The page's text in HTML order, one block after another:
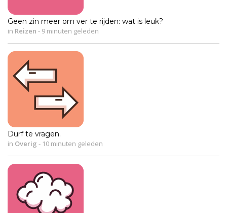
Geen zin meer om ver te rijden: wat is leuk?
in Reizen - 9 minuten geleden
Durf te vragen.
in Overig - 10 minuten geleden